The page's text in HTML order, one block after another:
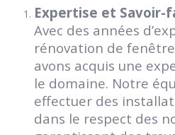
Expertise et Savoir-
Avec des années
rénovation de
avons acquis une
le domaine. Notre
effectuer des
dans le respect des